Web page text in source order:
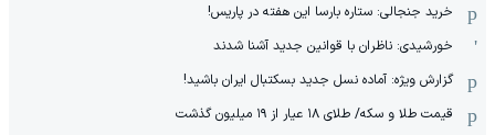
خرید جنجالی: ستاره بارسا این هفته در پاریس!
خورشیدی: ناظران با قوانین جدید آشنا شدند
گزارش ویژه‌: آماده نسل جدید بسکتبال ایران باشید!
قیمت طلا و سکه/ طلای ۱۸ عیار از ۱۹ میلیون گذشت